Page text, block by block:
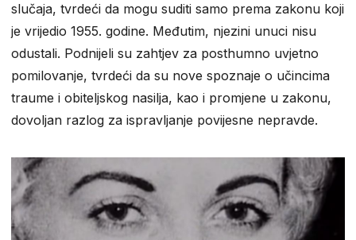
slučaja, tvrdeći da mogu suditi samo prema zakonu koji
je vrijedio 1955. godine. Međutim, njezini unuci nisu
odustali. Podnijeli su zahtjev za posthumno uvjetno
pomilovanje, tvrdeći da su nove spoznaje o učincima
traume i obiteljskog nasilja, kao i promjene u zakonu,
dovoljan razlog za ispravljanje povijesne nepravde.